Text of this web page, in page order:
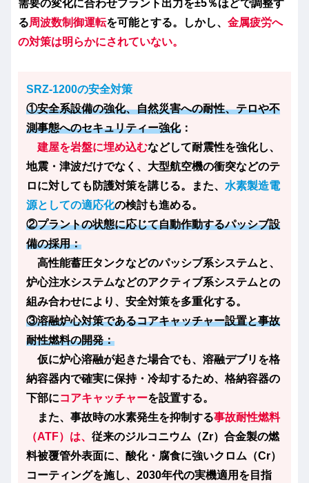
需要の変化に合わせプラント出力を±5％ほどで調整す
る周波数制御運転を可能とする。しかし、 金属疲労へ
の対策は明らかにされていない。
SRZ-1200の安全対策
①安全系設備の強化、自然災害への耐性、テロや不
測事態へのセキュリティー強化：
建屋を岩盤に埋め込むなどして耐震性を強化し、
地震・津波だけでなく、大型航空機の衝突などのテ
ロに対しても防護対策を講じる。また、 水素製造電
源としての適応化の検討も進める。
②プラントの状態に応じて自動作動するパッシブ設
備の採用：
高性能蓄圧タンクなどのパッシブ系システムと、
炉心注水システムなどのアクティブ系システムとの
組み合わせにより、安全対策を多重化する。
③溶融炉心対策であるコアキャッチャー設置と事故
耐性燃料の開発：
仮に炉心溶融が起きた場合でも、溶融デブリを格
納容器内で確実に保持・冷却するため、格納容器の
下部にコアキャッチャーを設置する。
また、事故時の水素発生を抑制する事故耐性燃料
（ATF）は、 従来のジルコニウム（Zr）合金製の燃
料被覆管外表面に、酸化・腐食に強いクロム（Cr）
コーティングを施し、2030年代の実機適用を目指